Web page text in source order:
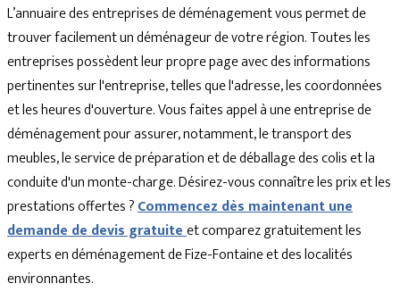
L’annuaire des entreprises de déménagement vous permet de
trouver facilement un déménageur de votre région. Toutes les
entreprises possèdent leur propre page avec des informations
pertinentes sur l'entreprise, telles que l'adresse, les coordonnées
et les heures d'ouverture. Vous faites appel à une entreprise de
déménagement pour assurer, notamment, le transport des
meubles, le service de préparation et de déballage des colis et la
conduite d'un monte-charge. Désirez-vous connaître les prix et les
prestations offertes ?Commencez dès maintenant une
demande de devis gratuiteet comparez gratuitement les
experts en déménagement de Fize-Fontaine et des localités
environnantes.